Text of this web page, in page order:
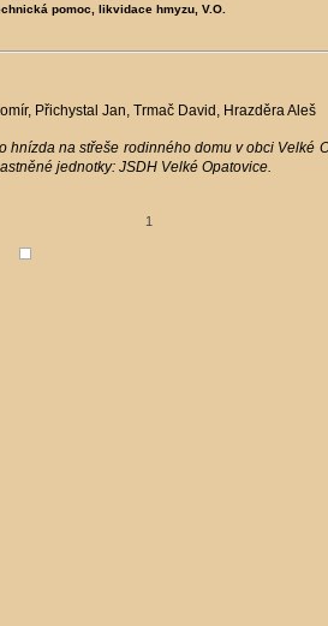
pomoc, likvidace hmyzu, V.O.
Přichystal Jan, Trmač David, Hrazděra Aleš
hnízda na střeše rodinného domu v obci Velké
jednotky: JSDH Velké Opatovice.
1